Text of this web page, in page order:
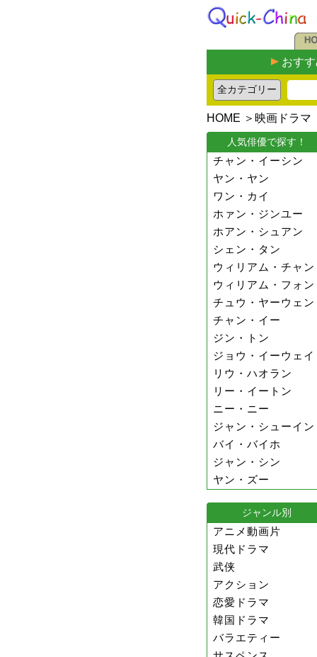
おす
HOME ＞ 映画ドラマ
人気俳優で探す！
チャン・イーシン
ヤン・ヤン
ワン・カイ
ホァン・ジンユー
ホアン・シュアン
シェン・タン
ウィリアム・チャン
ウィリアム・フォン
チュウ・ヤーウェン
チャン・イー
ジン・トン
ジョウ・イーウェイ
リウ・ハオラン
リー・イートン
ニー・ニー
ジャン・シューイン
バイ・バイホ
ジャン・シン
ヤン・ズー
ジャンル別
アニメ動画片
現代ドラマ
武侠
アクション
恋愛ドラマ
韓国ドラマ
バラエティー